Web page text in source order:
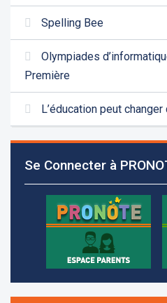
Spelling Bee
Olympiades
Première
L’éducation peut
Se Connecter à